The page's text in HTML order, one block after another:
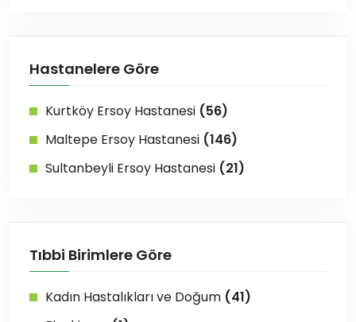
Hastanelere Göre
Kurtköy Ersoy Hastanesi (56)
Maltepe Ersoy Hastanesi (146)
Sultanbeyli Ersoy Hastanesi (21)
Tıbbi Birimlere Göre
Kadın Hastalıkları ve Doğum (41)